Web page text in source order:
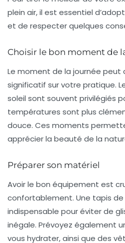
plein air, il est essentiel
et de respecter quelques
Choisir le bon moment de
Le moment de la journée peut
significatif sur votre pratique.
soleil sont souvent privilégiés
températures sont plus
douce. Ces moments
apprécier la beauté de la
Préparer son matériel
Avoir le bon équipement est
confortablement. Une tapis
indispensable pour éviter de
inégale. Prévoyez également
vous hydrater, ainsi que des